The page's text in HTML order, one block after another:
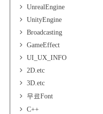
UnrealEngine
UnityEngine
Broadcasting
GameEffect
UI_UX_INFO
2D.etc
3D.etc
무료Font
C++